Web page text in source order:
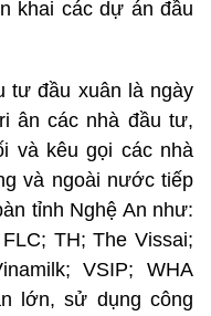
khai các dự án đầu
tư đầu xuân là ngày
ân các nhà đầu tư,
và kêu gọi các nhà
và ngoài nước tiếp
tỉnh Nghệ An như:
TH; The Vissai;
VSIP; WHA
lớn, sử dụng công